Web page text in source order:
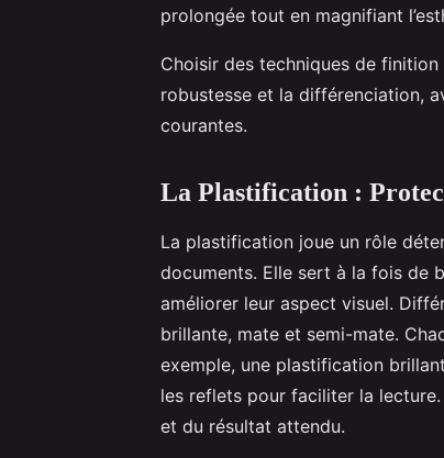
prolongée tout en magnifiant
Choisir des techniques de finition
robustesse et la différenciation,
courantes.
La Plastification :
La plastification joue un rôle
documents. Elle sert à la fois de
améliorer leur aspect visuel.
brillante, mate et semi-mate.
exemple, une plastification
les reflets pour faciliter la
et du résultat attendu.